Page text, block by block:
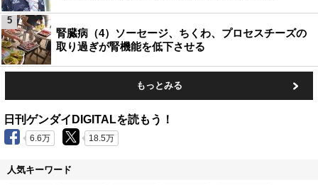
腎臓病（4）ソーセージ、ちくわ、プロセスチーズの
取り過ぎが腎機能を低下させる
5
もっとみる
日刊ゲンダイDIGITALを読もう！
6.6万 18.5万
人気キーワード